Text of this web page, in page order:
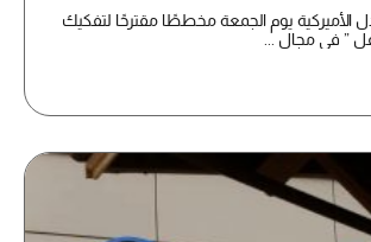
الأميركية يوم الجمعة مخططًا مقترحًا لتفكيك
” في مجال ...